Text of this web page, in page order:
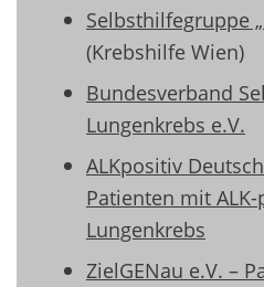
Selbsthilfegruppe
(Krebshilfe Wien)
Bundesverband
Lungenkrebs e.V.
ALKpositiv
Patienten mit
Lungenkrebs
ZielGENau e.V. –